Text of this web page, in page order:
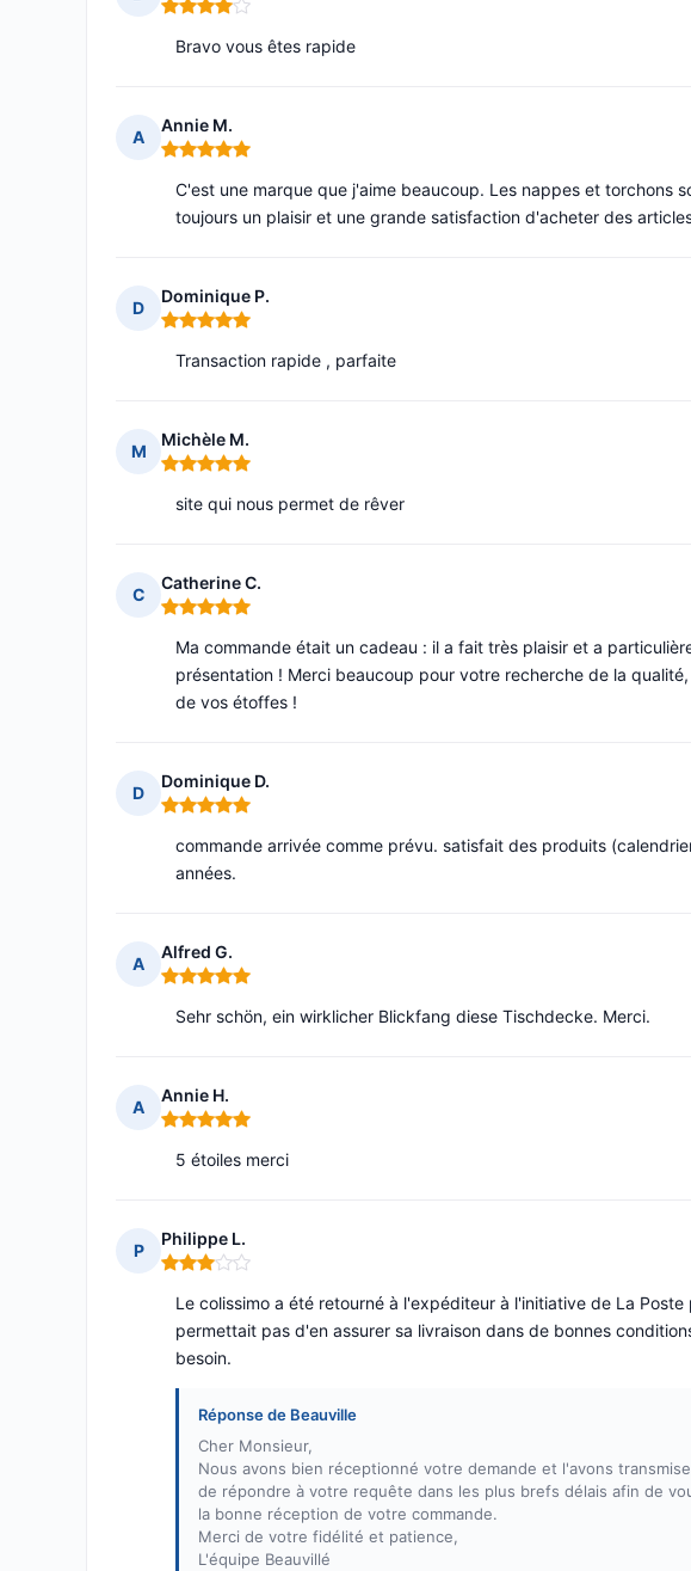
Note : 4 sur 5
Bravo vous êtes rapide
A
Annie M.
Note : 5 sur 5
C'est une marque que j'aime beaucoup. Les nappes et torchons
toujours un plaisir et une grande satisfaction d'acheter des
D
Dominique P.
Note : 5 sur 5
Transaction rapide , parfaite
M
Michèle M.
Note : 5 sur 5
site qui nous permet de rêver
C
Catherine C.
Note : 5 sur 5
Ma commande était un cadeau : il a fait très plaisir et a
présentation ! Merci beaucoup pour votre recherche de la
de vos étoffes !
D
Dominique D.
Note : 5 sur 5
commande arrivée comme prévu. satisfait des produits
années.
A
Alfred G.
Note : 5 sur 5
Sehr schön, ein wirklicher Blickfang diese Tischdecke. Merci.
A
Annie H.
Note : 5 sur 5
5 étoiles merci
P
Philippe L.
Note : 3 sur 5
Le colissimo a été retourné à l'expéditeur à l'initiative de La
permettait pas d'en assurer sa livraison dans de bonnes
besoin.
Réponse de Beauville
Cher Monsieur,
Nous avons bien réceptionné votre demande et l'avons
de répondre à votre requête dans les plus brefs délais afin de
la bonne réception de votre commande.
Merci de votre fidélité et patience,
L'équipe Beauvillé